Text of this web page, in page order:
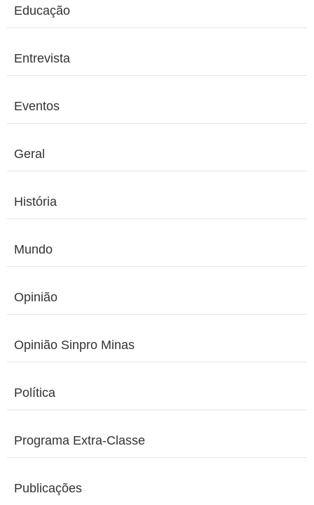
Educação
Entrevista
Eventos
Geral
História
Mundo
Opinião
Opinião Sinpro Minas
Política
Programa Extra-Classe
Publicações